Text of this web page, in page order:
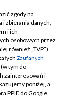
zgody na
i zbierania danych,
i ich
osobowych przez
również „TVP”),
Zaufanych
tym do
zainteresowań i
poniżej, a
PPID do Google.